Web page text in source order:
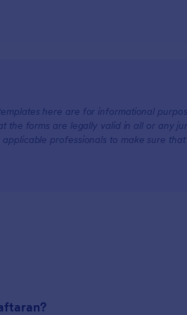
here are for informational
the forms are legally valid in all or any
professionals to make sure